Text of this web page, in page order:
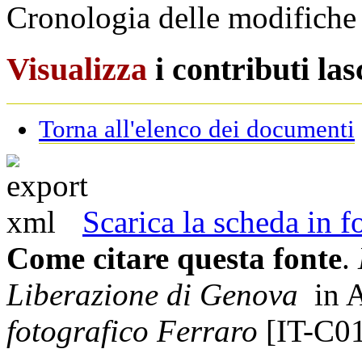
Cronologia delle
Visualizza i contributi
Torna all'elenco dei documenti
Scarica la scheda in
Come citare questa fonte.
Liberazione di Genova in
fotografico Ferraro [IT-